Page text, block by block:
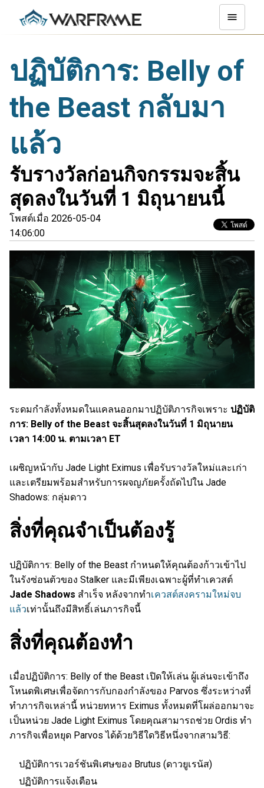
ปฏิบัติการ: Belly of
the Beast กลับมา
แล้ว
รับรางวัลก่อนกิจกรรมจะสิ้น
สุดลงในวันที่ 1 มิถุนายนนี้
โพสต์เมื่อ 2026-05-04
14:06:00
ระดมกำลังทั้งหมดในแคลนออกมาปฏิบัติภารกิจเพราะ ปฏิบัติ
การ: Belly of the Beast จะสิ้นสุดลงในวันที่ 1 มิถุนายน
เวลา 14:00 น. ตามเวลา ET
เผชิญหน้ากับ Jade Light Eximus เพื่อรับรางวัลใหม่และเก่า
และเตรียมพร้อมสำหรับการผจญภัยครั้งถัดไปใน Jade
Shadows: กลุ่มดาว
สิ่งที่คุณจำเป็นต้องรู้
ปฏิบัติการ: Belly of the Beast กำหนดให้คุณต้องก้าวเข้าไป
ในรังซ่อนตัวของ Stalker และมีเพียงเฉพาะผู้ที่ทำเควสต์
Jade Shadows สำเร็จ หลังจากทำเควสต์สงครามใหม่จบ
แล้วเท่านั้นถึงมีสิทธิ์เล่นภารกิจนี้
สิ่งที่คุณต้องทำ
เมื่อปฏิบัติการ: Belly of the Beast เปิดให้เล่น ผู้เล่นจะเข้าถึง
โหนดพิเศษเพื่อจัดการกับกองกำลังของ Parvos ซึ่งระหว่างที่
ทำภารกิจเหล่านี้ หน่วยทหาร Eximus ทั้งหมดที่โผล่ออกมาจะ
เป็นหน่วย Jade Light Eximus โดยคุณสามารถช่วย Ordis ทำ
ภารกิจเพื่อหยุด Parvos ได้ด้วยวิธีใดวิธีหนึ่งจากสามวิธี:
ปฏิบัติการเวอร์ชันพิเศษของ Brutus (ดาวยูเรนัส)
ปฏิบัติการแจ้งเตือน